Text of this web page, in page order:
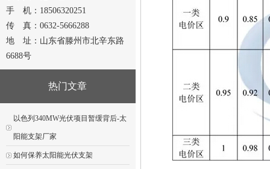
手 机：18506320251
传 真：0632-5666288
地 址：山东省滕州市北辛东路
6688号
热门文章
以色列340MW光伏项目暂缓背后-太
阳能支架厂家
如何保养太阳能光伏支架